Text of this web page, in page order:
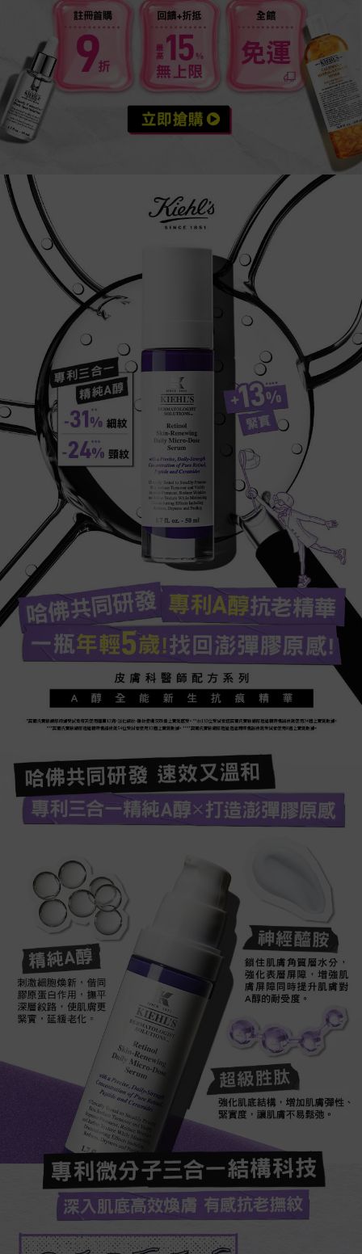
A醇全能新生抗痕精華
專利三合一
精純A醇
-31% 細紋
-24% 頸紋
皮膚科醫師配方系列​
A醇全能新生抗痕精華
*契爾氏實驗總部根據受試者每天使用連續12周，淡化細紋、皺紋使膚況改善之實測感受​。 **由132位受試者經契爾氏實驗總部透過精密儀器檢測使用24週之實測數據​。
***契爾氏實驗總部透過精密儀器檢測54位受試者使用12週之實測數據​。 ****契爾氏實驗總部透過透過精密儀器檢測受試者使用8週之實測數據​。
哈佛共同研發​專利A醇抗老精華
一瓶年輕5歲!找回澎彈膠原
感!​
哈佛共同研發 速效又溫和​
專利三合一精純A醇 打造澎彈膠原感​
專利微分子三合一結構科技​
深入肌底高效煥膚 有感抗老撫紋​
精純A醇​
刺激細胞煥新，偕同
膠原蛋白作用，撫平
深層紋路，使肌膚更
緊實，延緩老化。
神經醯胺​
鎖住肌膚角質層水分，
強化表層屏障，增強肌
膚屏障同時提升肌膚對
A醇的耐受度。​
超級胜肽​
強化肌底結構，增加肌膚彈性、
緊實度，讓肌膚不易鬆弛。​